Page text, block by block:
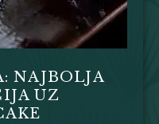
NAJBOLJA
UZ